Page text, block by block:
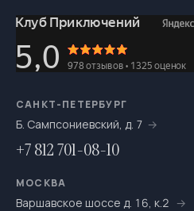
САНКТ-ПЕТЕРБУРГ
Б. Сампсониевский, д. 7
+7 812 701-08-10
МОСКВА
Варшавское шоссе д. 16, к.2